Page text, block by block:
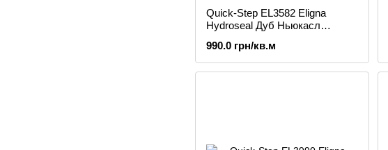
Quick-Step EL3582 Eligna
Hydroseal Дуб Ньюкасл
990.0 грн/кв.м